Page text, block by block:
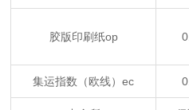
胶版印刷纸op
集运指数（欧线）ec